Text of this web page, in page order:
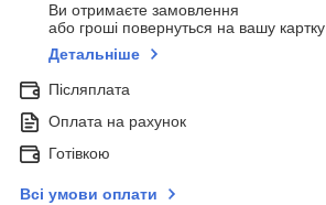
Ви отримаєте замовлення
або гроші повернуться на вашу картку
Детальніше
Післяплата
Оплата на рахунок
Готівкою
Всі умови оплати